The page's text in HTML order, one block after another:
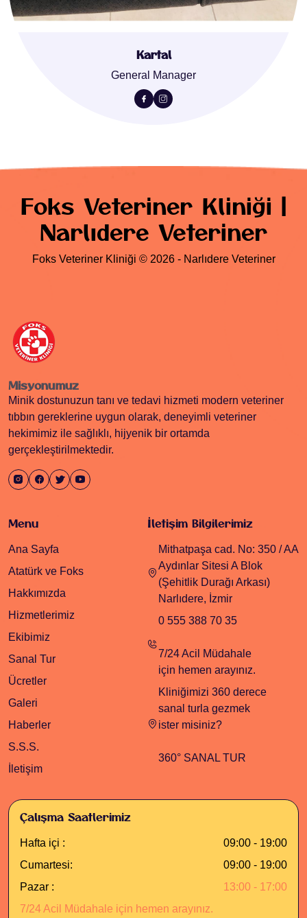
Kartal
General Manager
Foks Veteriner Kliniği |
Narlıdere Veteriner
Foks Veteriner Kliniği © 2026 - Narlıdere Veteriner
Misyonumuz
Minik dostunuzun tanı ve tedavi hizmeti modern veteriner
tıbbın gereklerine uygun olarak, deneyimli veteriner
hekimimiz ile sağlıklı, hijyenik bir ortamda
gerçekleştirilmektedir.
Menu
Ana Sayfa
Atatürk ve Foks
Hakkımızda
Hizmetlerimiz
Ekibimiz
Sanal Tur
Ücretler
Galeri
Haberler
S.S.S.
İletişim
İletişim Bilgilerimiz
Mithatpaşa cad. No: 350 / AA
Aydınlar Sitesi A Blok
(Şehitlik Durağı Arkası)
Narlıdere, İzmir
0 555 388 70 35
7/24 Acil Müdahale
için hemen arayınız.
Kliniğimizi 360 derece
sanal turla gezmek
ister misiniz?
360° SANAL TUR
Çalışma Saatlerimiz
Hafta içi :
09:00 - 19:00
Cumartesi:
09:00 - 19:00
Pazar :
13:00 - 17:00
7/24 Acil Müdahale için hemen arayınız.